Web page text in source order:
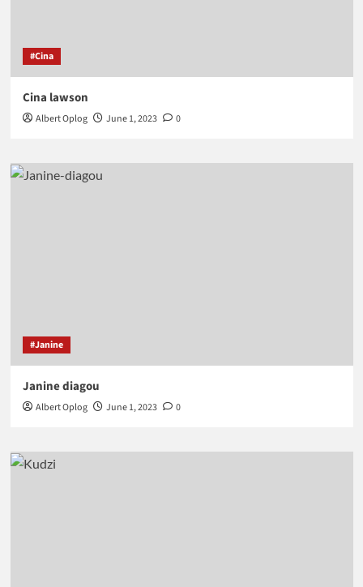
#Cina
Cina lawson
Albert Oplog June 1, 2023 0
#Janine
Janine diagou
Albert Oplog June 1, 2023 0